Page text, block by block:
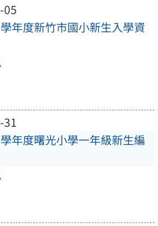
05
年度新竹市國小新生入學資
31
年度曙光小學一年級新生編